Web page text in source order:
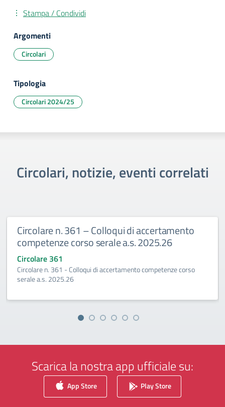
Stampa / Condividi
Argomenti
Circolari
Tipologia
Circolari 2024/25
Circolari, notizie, eventi correlati
Circolare n. 361 – Colloqui di accertamento
competenze corso serale a.s. 2025.26
Circolare 361
Circolare n. 361 - Colloqui di accertamento competenze corso
serale a.s. 2025.26
Scarica la nostra app ufficiale su:
App Store Play Store